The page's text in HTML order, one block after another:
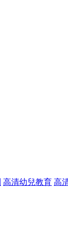
高清幼兒教育 高